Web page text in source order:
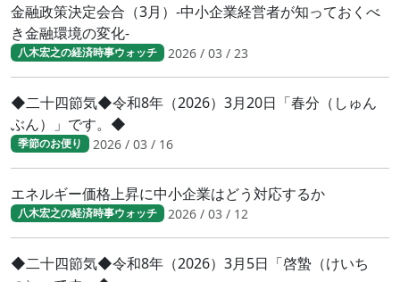
金融政策決定会合（3月）-中小企業経営者が知っておくべ
き金融環境の変化-
八木宏之の経済時事ウォッチ 2026 / 03 / 23
◆二十四節気◆令和8年（2026）3月20日「春分（しゅん
ぶん）」です。◆
季節のお便り 2026 / 03 / 16
エネルギー価格上昇に中小企業はどう対応するか
八木宏之の経済時事ウォッチ 2026 / 03 / 12
◆二十四節気◆令和8年（2026）3月5日「啓蟄（けいち